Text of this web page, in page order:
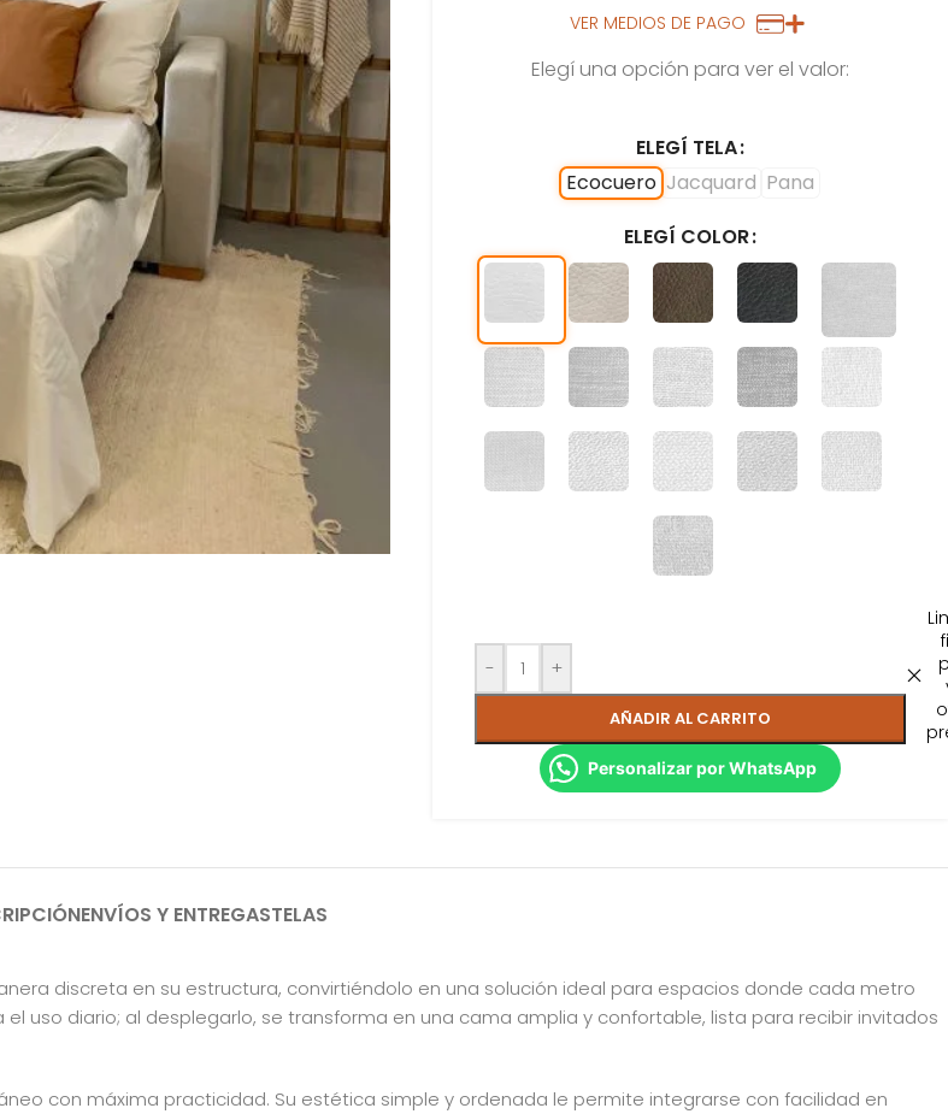
VER MEDIOS DE PAGO
Elegí una opción para ver el valor:
ELEGÍ TELA
Ecocuero Jacquard Pana
ELEGÍ COLOR
- +
AÑADIR AL CARRITO
Personalizar por WhatsApp
ENVÍOS Y ENTREGASTELAS
discreta en su estructura, convirtiéndolo en una solución ideal para espacios donde cada metro
uso diario; al desplegarlo, se transforma en una cama amplia y confortable, lista para recibir invitados
con máxima practicidad. Su estética simple y ordenada le permite integrarse con facilidad en